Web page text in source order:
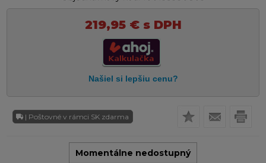
219,95 €s DPH
| Poštovné v rámci SK zdarma
Momentálne nedostupný